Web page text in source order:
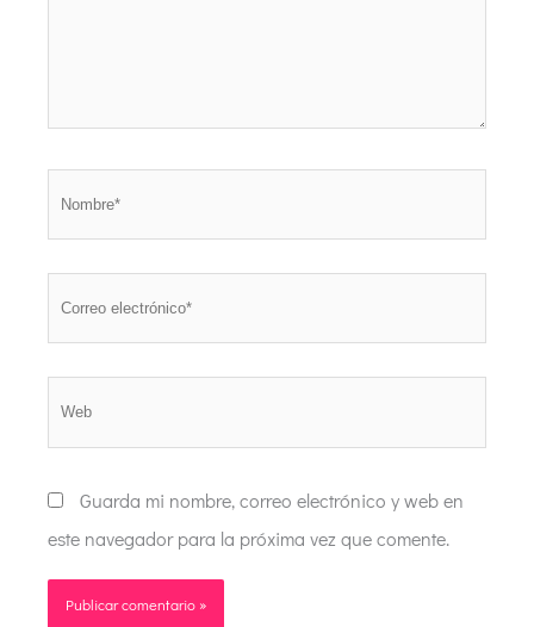
Guarda mi nombre, correo electrónico y web en
este navegador para la próxima vez que comente.